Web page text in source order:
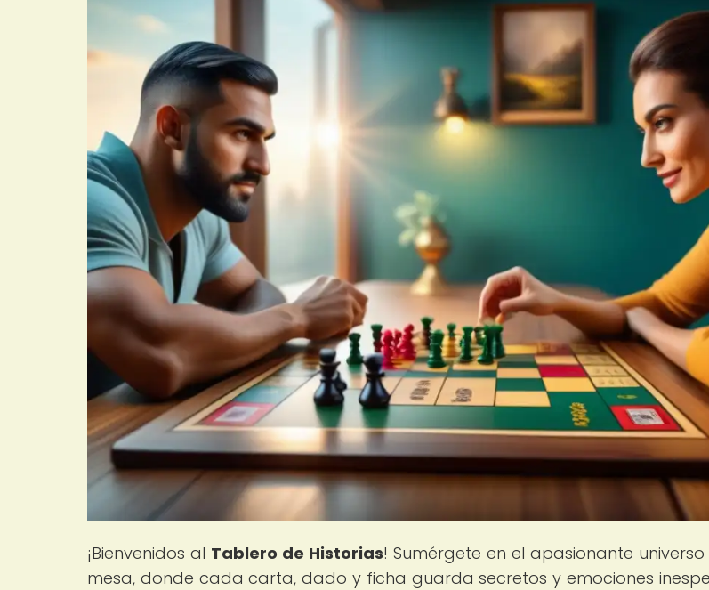
¡Bienvenidos al Tablero de Historias! Sumérgete en el apasionante
mesa, donde cada carta, dado y ficha guarda secretos y emociones